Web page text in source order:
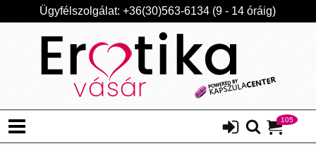
Ügyfélszolgálat: +36(30)563-6134 (9 - 14 óráig)
105